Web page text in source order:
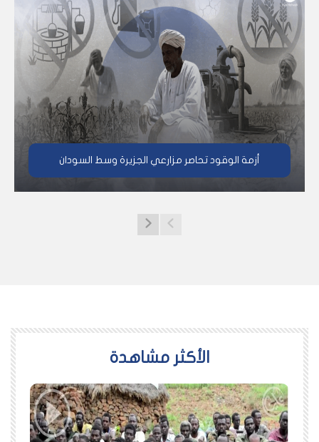
أزمة الوقود تحاصر مزارعي الجزيرة وسط السودان
اﻷكثر مشاهدة